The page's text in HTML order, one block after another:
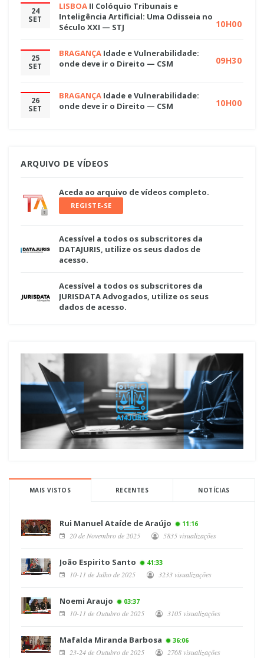
24
SET
LISBOA II Colóquio Tribunais e
Inteligência Artificial: Uma Odisseia no
Século XXI — STJ
10H00
25
SET
BRAGANÇA Idade e Vulnerabilidade:
onde deve ir o Direito — CSM
09H30
26
SET
BRAGANÇA Idade e Vulnerabilidade:
onde deve ir o Direito — CSM
10H00
ARQUIVO DE VÍDEOS
Aceda ao arquivo de vídeos completo.
REGISTE-SE
Acessível a todos os subscritores da
DATAJURIS, utilize os seus dados de
acesso.
Acessível a todos os subscritores da
JURISDATA Advogados, utilize os seus
dados de acesso.
MAIS VISTOS RECENTES NOTÍCIAS
Rui Manuel Ataíde de Araújo 11:16
20 de Novembro de 2025 5835 visualizações
João Espirito Santo 41:33
10-11 de Julho de 2025 3233 visualizações
Noemi Araujo 03:37
10-11 de Outubro de 2025 3105 visualizações
Mafalda Miranda Barbosa 36:06
23-24 de Outubro de 2025 2768 visualizações